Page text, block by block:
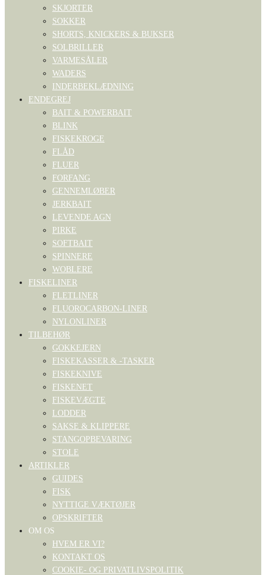
SKJORTER
SOKKER
SHORTS, KNICKERS & BUKSER
SOLBRILLER
VARMESÅLER
WADERS
INDERBEKLÆDNING
ENDEGREJ
BAIT & POWERBAIT
BLINK
FISKEKROGE
FLÅD
FLUER
FORFANG
GENNEMLØBER
JERKBAIT
LEVENDE AGN
PIRKE
SOFTBAIT
SPINNERE
WOBLERE
FISKELINER
FLETLINER
FLUOROCARBON-LINER
NYLONLINER
TILBEHØR
GOKKEJERN
FISKEKASSER & -TASKER
FISKEKNIVE
FISKENET
FISKEVÆGTE
LODDER
SAKSE & KLIPPERE
STANGOPBEVARING
STOLE
ARTIKLER
GUIDES
FISK
NYTTIGE VÆKTØJER
OPSKRIFTER
OM OS
HVEM ER VI?
KONTAKT OS
COOKIE- OG PRIVATLIVSPOLITIK